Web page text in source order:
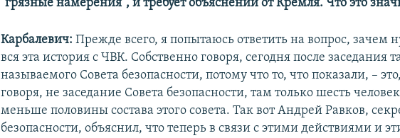
Auto 240p 360p 480p
720p 1080p
"грязные намерения", и требует объяснений от Кремля. Что это
Карбалевич:Прежде всего, я попытаюсь ответить на вопрос, зачем
вся эта история с ЧВК. Собственно говоря, сегодня после заседания
называемого Совета безопасности, потому что то, что показали, –
говоря, не заседание Совета безопасности, там только шесть
меньше половины состава этого совета. Так вот Андрей Равков,
безопасности, объяснил, что теперь в связи с этими действиями и